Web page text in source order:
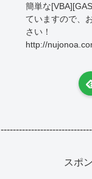
簡単な
ていますので、
さい！
http://
スポ